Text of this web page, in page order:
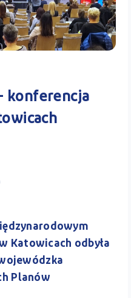
konferencja
Katowicach odbyła
Planów